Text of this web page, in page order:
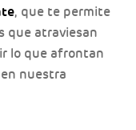
, que te permite
que atraviesan
lo que afrontan
nuestra